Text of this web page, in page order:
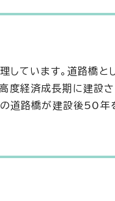
ています。道路橋とし
度経済成長期に建設
路橋が建設後50年を